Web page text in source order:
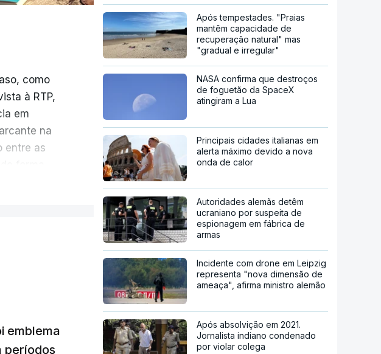
como
à RTP,
em
na
entre as
um
em
emblema
períodos
Após tempestades. "Praias
mantêm capacidade de
recuperação natural" mas
"gradual e irregular"
NASA confirma que destroços
de foguetão da SpaceX
atingiram a Lua
Principais cidades italianas em
alerta máximo devido a nova
onda de calor
Autoridades alemãs detêm
ucraniano por suspeita de
espionagem em fábrica de
armas
Incidente com drone em Leipzig
representa "nova dimensão de
ameaça", afirma ministro alemão
Após absolvição em 2021.
Jornalista indiano condenado
por violar colega